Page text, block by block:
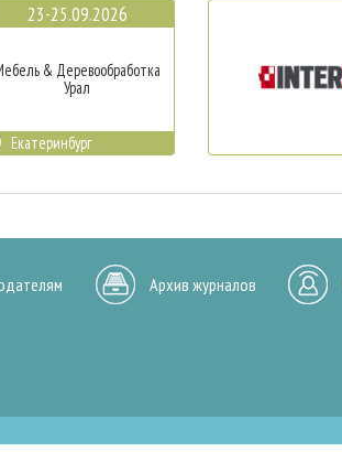
23-25.09.2026
& Деревообработка
Урал
Екатеринбург
Архив журналов